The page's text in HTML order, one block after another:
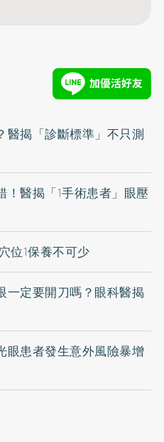
醫揭「診斷標準」不只測
醫揭「1手術患者」眼壓
位1保養不可少
一定要開刀嗎？眼科醫揭
眼患者發生意外風險暴增